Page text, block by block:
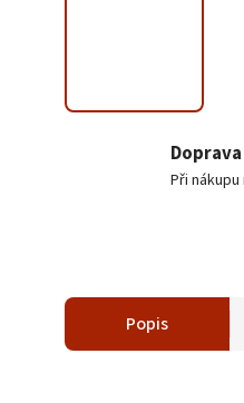
Při nákupu
Popis